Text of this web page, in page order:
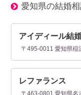
愛知県の結婚
アイディール結
〒495-0011 愛知県稲
レファランス